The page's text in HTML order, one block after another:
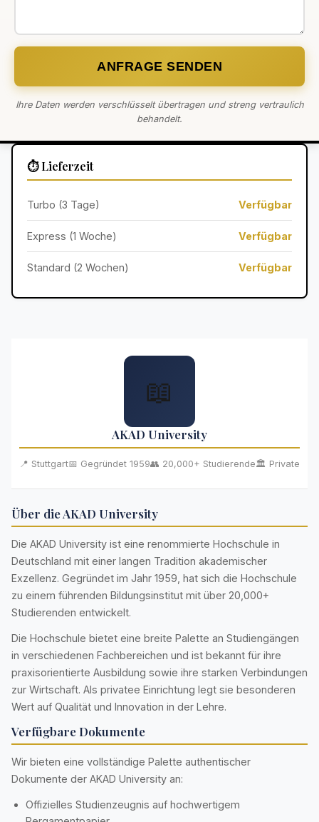
ANFRAGE SENDEN
Ihre Daten werden verschlüsselt übertragen und streng vertraulich
behandelt.
⏱️ Lieferzeit
Turbo (3 Tage) Verfügbar
Express (1 Woche) Verfügbar
Standard (2 Wochen) Verfügbar
📖
AKAD University
📍 Stuttgart📅 Gegründet 1959👥 20,000+ Studierende🏛️ Private
Über die AKAD University
Die AKAD University ist eine renommierte Hochschule in
Deutschland mit einer langen Tradition akademischer
Exzellenz. Gegründet im Jahr 1959, hat sich die Hochschule
zu einem führenden Bildungsinstitut mit über 20,000+
Studierenden entwickelt.
Die Hochschule bietet eine breite Palette an Studiengängen
in verschiedenen Fachbereichen und ist bekannt für ihre
praxisorientierte Ausbildung sowie ihre starken Verbindungen
zur Wirtschaft. Als privatee Einrichtung legt sie besonderen
Wert auf Qualität und Innovation in der Lehre.
Verfügbare Dokumente
Wir bieten eine vollständige Palette authentischer
Dokumente der AKAD University an:
Offizielles Studienzeugnis auf hochwertigem